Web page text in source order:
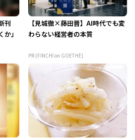
刊
』
【見城徹×藤田晋】AI時代でも変
わらない経営者の本質
PR (FINCHI on GOETHE)